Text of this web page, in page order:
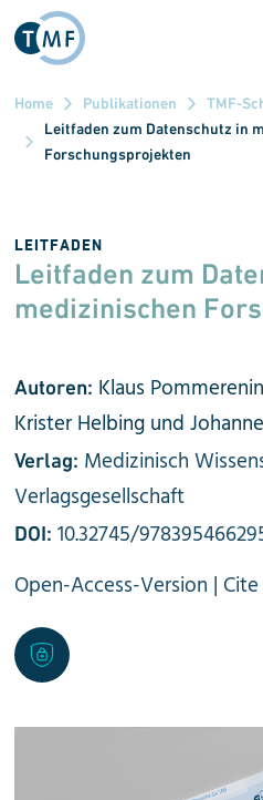
Direkt zum Inhalt
Home Publikationen
TMF-
Leitfaden zum Datenschutz in
Forschungsprojekten
LEITFADEN
Leitfaden zum
medizinischen
Autoren: Klaus
Krister Helbing und
Verlag: Medizinisch
Verlagsgesellschaft
DOI: 10.32745/
Open-Access-Version | Cite